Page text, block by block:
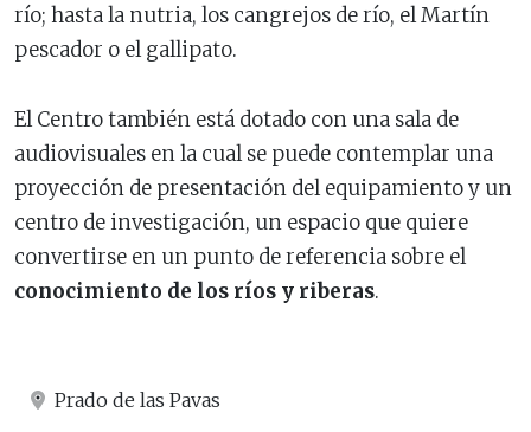
río; hasta la nutria, los cangrejos de río, el Martín
pescador o el gallipato.
El Centro también está dotado con una sala de
audiovisuales en la cual se puede contemplar una
proyección de presentación del equipamiento y un
centro de investigación, un espacio que quiere
convertirse en un punto de referencia sobre el
conocimiento de los ríos y riberas.
Prado de las Pavas